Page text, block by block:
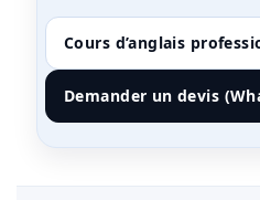
Cours d’anglais
Demander un devis